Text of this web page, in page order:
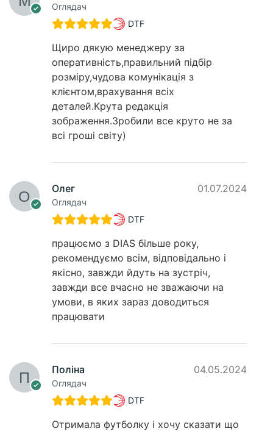
Оглядач
DTF
Щиро дякую менеджеру за
оперативність,правильний підбір
розміру,чудова комунікація з
клієнтом,врахування всіх
деталей.Крута редакція
зображення.Зробили все круто не за
всі гроші світу)
Олег
Оглядач
01.07.2024
DTF
працюємо з DIAS більше року,
рекомендуємо всім, відповідально і
якісно, завжди йдуть на зустріч,
завжди все вчасно не зважаючи на
умови, в яких зараз доводиться
працювати
Поліна
Оглядач
04.05.2024
DTF
Отримала футболку і хочу сказати що